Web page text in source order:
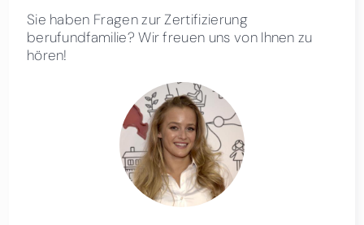
Sie haben Fragen zur Zertifizierung
berufundfamilie? Wir freuen uns von Ihnen zu
hören!